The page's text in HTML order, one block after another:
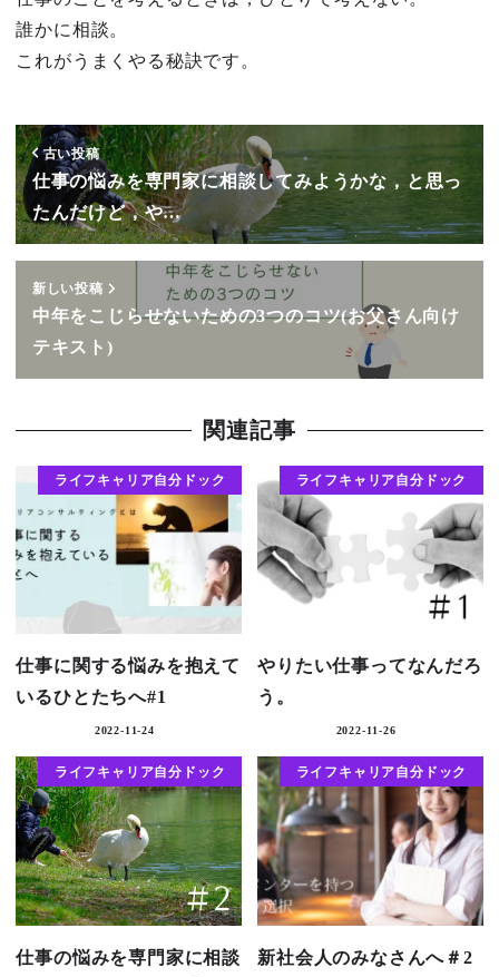
誰かに相談。
これがうまくやる秘訣です。
古い投稿
仕事の悩みを専門家に相談してみようかな，と思っ
たんだけど，や…
新しい投稿
中年をこじらせないための3つのコツ(お父さん向け
テキスト)
関連記事
ライフキャリア自分ドック
仕事に関する悩みを抱えて
いるひとたちへ#1
2022-11-24
ライフキャリア自分ドック
やりたい仕事ってなんだろ
う。
2022-11-26
ライフキャリア自分ドック
仕事の悩みを専門家に相談
ライフキャリア自分ドック
新社会人のみなさんへ＃2